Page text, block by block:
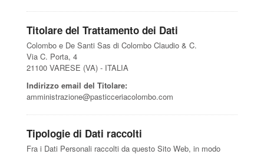
Titolare del Trattamento dei Dati
Colombo e De Santi Sas di Colombo Claudio & C.
Via C. Porta, 4
21100 VARESE (VA) - ITALIA
Indirizzo email del Titolare:
amministrazione@pasticceriacolombo.com
Tipologie di Dati raccolti
Fra i Dati Personali raccolti da questo Sito Web, in modo